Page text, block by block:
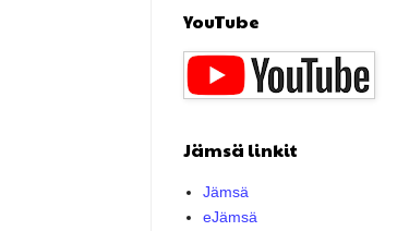
YouTube
Jämsä linkit
Jämsä
eJämsä